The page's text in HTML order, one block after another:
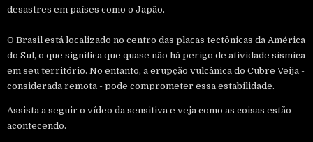
desastres em países como o Japão.
O Brasil está localizado no centro das placas tectônicas da América
do Sul, o que significa que quase não há perigo de atividade sísmica
em seu território. No entanto, a erupção vulcânica do Cubre Veija -
considerada remota - pode comprometer essa estabilidade.
Assista a seguir o vídeo da sensitiva e veja como as coisas estão
acontecendo.